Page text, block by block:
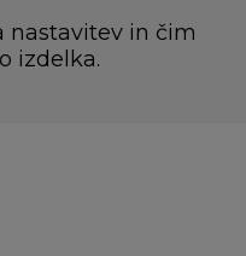
nastavitev in čim
izdelka.